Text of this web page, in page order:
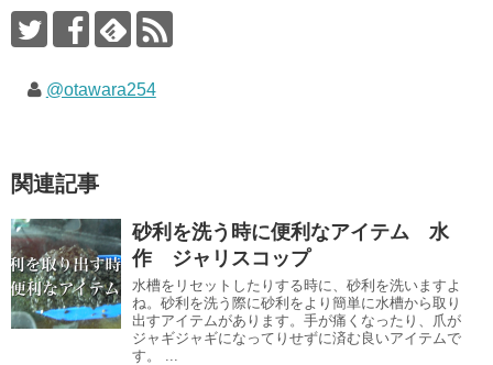
@otawara254
関連記事
砂利を洗う時に便利なアイテム 水
作 ジャリスコップ
水槽をリセットしたりする時に、砂利を洗いますよ
ね。砂利を洗う際に砂利をより簡単に水槽から取り
出すアイテムがあります。手が痛くなったり、爪が
ジャギジャギになってりせずに済む良いアイテムで
す。 ...